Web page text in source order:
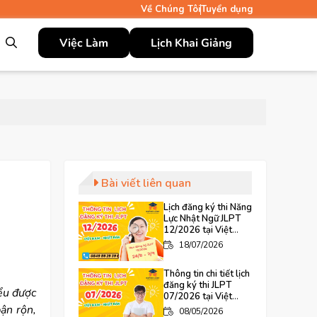
Về Chúng TôiTuyển dụng
Việc Làm Lịch Khai Giảng
được
rộn,
Bài viết liên quan
Lịch đăng ký thi Năng
Lực Nhật Ngữ JLPT
12/2026 tại Việt
Nam và Nhật Bản mới
nhất
18/07/2026
Thông tin chi tiết lịch
đăng ký thi JLPT
07/2026 tại Việt
Nam và Nhật Bản
08/05/2026